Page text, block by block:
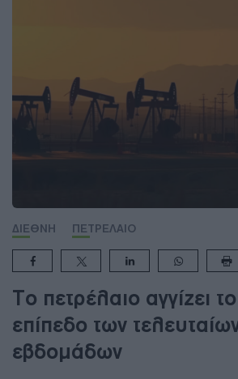
ΔΙΕΘΝΗ ΠΕΤΡΕΛΑΙΟ
Το πετρέλαιο αγγίζει
επίπεδο των
εβδομάδων